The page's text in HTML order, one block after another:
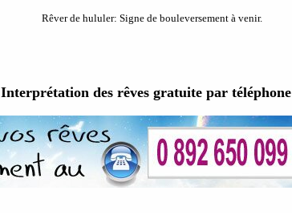
Rêver de hululer: Signe de bouleversement à venir.
Interprétation des rêves gratuite par téléphone